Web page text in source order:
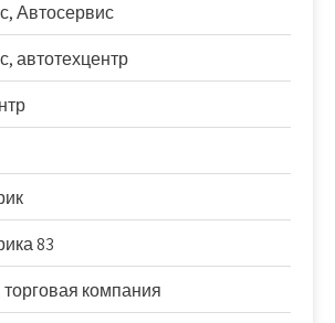
Автосервис
автотехцентр
83
компания